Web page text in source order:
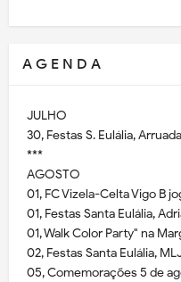
A G E N D A
JULHO
30, Festas S. Eulália,
***
AGOSTO
01, FC Vizela-Celta Vigo B
01, Festas Santa Eulália,
01, Walk Color Party" na
02, Festas Santa Eulália,
05, Comemorações 5 de